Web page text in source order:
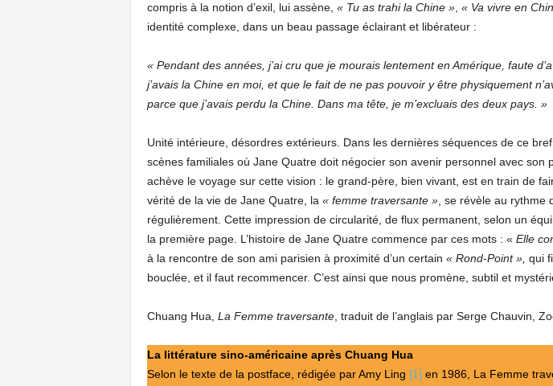
compris à la notion d’exil, lui assène, « Tu as trahi la Chine », « Va vivre en
identité complexe, dans un beau passage éclairant et libérateur :
« Pendant des années, j’ai cru que je mourais lentement en Amérique, faute
j’avais la Chine en moi, et que le fait de ne pas pouvoir y être physiquement
parce que j’avais perdu la Chine. Dans ma tête, je m’excluais des deux pays. »
Unité intérieure, désordres extérieurs. Dans les dernières séquences de ce
scènes familiales où Jane Quatre doit négocier son avenir personnel avec son
achève le voyage sur cette vision : le grand-père, bien vivant, est en train de
vérité de la vie de Jane Quatre, la « femme traversante », se révèle au rythme
régulièrement. Cette impression de circularité, de flux permanent, selon un
la première page. L’histoire de Jane Quatre commence par ces mots : « Elle
à la rencontre de son ami parisien à proximité d’un certain « Rond-Point », qui
bouclée, et il faut recommencer. C’est ainsi que nous promène, subtil et
Chuang Hua, La Femme traversante, traduit de l’anglais par Serge Chauvin,
La littérature sino-américaine après Chuang Hua
Selon le texte de la postface, rédigée par Amy Ling [1] en 1986, La Femme